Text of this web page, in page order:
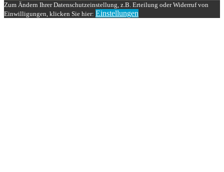
Zum Ändern Ihrer Datenschutzeinstellung, z.B. Erteilung oder Widerruf von
Einwilligungen, klicken Sie hier: Einstellungen